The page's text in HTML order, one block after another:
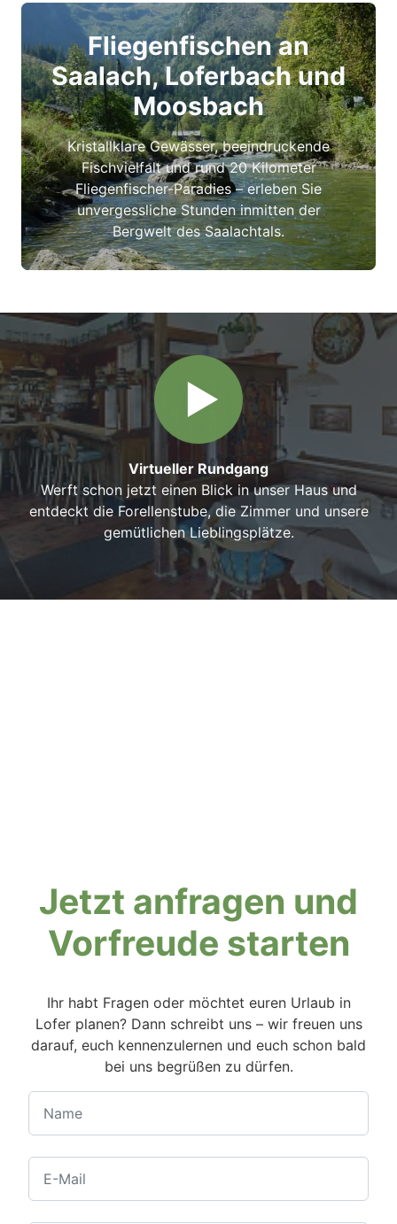
Fliegenfischen an
Saalach, Loferbach und
Moosbach
Kristallklare Gewässer, beeindruckende
Fischvielfalt und rund 20 Kilometer
Fliegenfischer-Paradies – erleben Sie
unvergessliche Stunden inmitten der
Bergwelt des Saalachtals.
Virtueller Rundgang
Werft schon jetzt einen Blick in unser Haus und
entdeckt die Forellenstube, die Zimmer und unsere
gemütlichen Lieblingsplätze.
Jetzt anfragen und
Vorfreude starten
Ihr habt Fragen oder möchtet euren Urlaub in
Lofer planen? Dann schreibt uns – wir freuen uns
darauf, euch kennenzulernen und euch schon bald
bei uns begrüßen zu dürfen.